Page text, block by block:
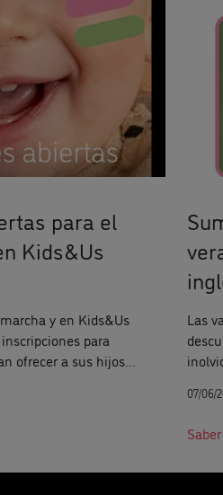
para el
Kids&Us
y en Kids&Us
para
ofrecer a sus hijos
Las
Fun
niños
07/06/